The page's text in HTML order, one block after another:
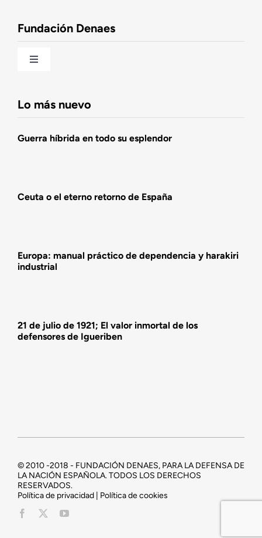
Fundación Denaes
Toggle
Lo más nuevo
Guerra híbrida en todo su esplendor
Ceuta o el eterno retorno de España
Europa: manual práctico de dependencia y harakiri
industrial
21 de julio de 1921; El valor inmortal de los
defensores de Igueriben
© 2010 -2018 - FUNDACIÓN DENAES, PARA LA DEFENSA DE
LA NACIÓN ESPAÑOLA. TODOS LOS DERECHOS
RESERVADOS.
Política de privacidad | Política de cookies